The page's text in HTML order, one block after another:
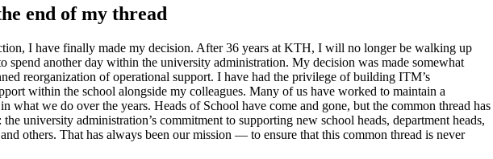
end of my thread
I have finally made my decision. After 36 years at KTH, I will no longer be walking up
spend another day within the university administration. My decision was made somewhat
reorganization of operational support. I have had the privilege of building ITM’s
within the school alongside my colleagues. Many of us have worked to maintain a
what we do over the years. Heads of School have come and gone, but the common thread has
university administration’s commitment to supporting new school heads, department heads,
others. That has always been our mission — to ensure that this common thread is never